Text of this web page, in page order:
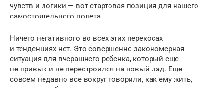
чувств и логики — вот стартовая позиция для нашего
самостоятельного полета.
Ничего негативного во всех этих перекосах
и тенденциях нет. Это совершенно закономерная
ситуация для вчерашнего ребенка, который еще
не привык и не перестроился на новый лад. Еще
совсем недавно все вокруг говорили, как ему жить,